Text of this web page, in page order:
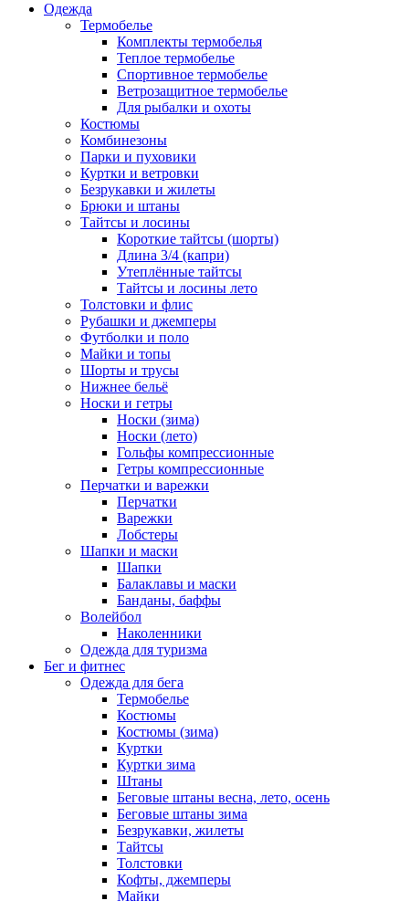
Одежда
Термобелье
Комплекты термобелья
Теплое термобелье
Спортивное термобелье
Ветрозащитное термобелье
Для рыбалки и охоты
Костюмы
Комбинезоны
Парки и пуховики
Куртки и ветровки
Безрукавки и жилеты
Брюки и штаны
Тайтсы и лосины
Короткие тайтсы (шорты)
Длина 3/4 (капри)
Утеплённые тайтсы
Тайтсы и лосины лето
Толстовки и флис
Рубашки и джемперы
Футболки и поло
Майки и топы
Шорты и трусы
Нижнее бельё
Носки и гетры
Носки (зима)
Носки (лето)
Гольфы компрессионные
Гетры компрессионные
Перчатки и варежки
Перчатки
Варежки
Лобстеры
Шапки и маски
Шапки
Балаклавы и маски
Банданы, баффы
Волейбол
Наколенники
Одежда для туризма
Бег и фитнес
Одежда для бега
Термобелье
Костюмы
Костюмы (зима)
Куртки
Куртки зима
Штаны
Беговые штаны весна, лето, осень
Беговые штаны зима
Безрукавки, жилеты
Тайтсы
Толстовки
Кофты, джемперы
Майки